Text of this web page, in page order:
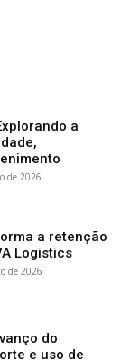
a
de 2026
a retenção
Logistics
de 2026
do
e uso de